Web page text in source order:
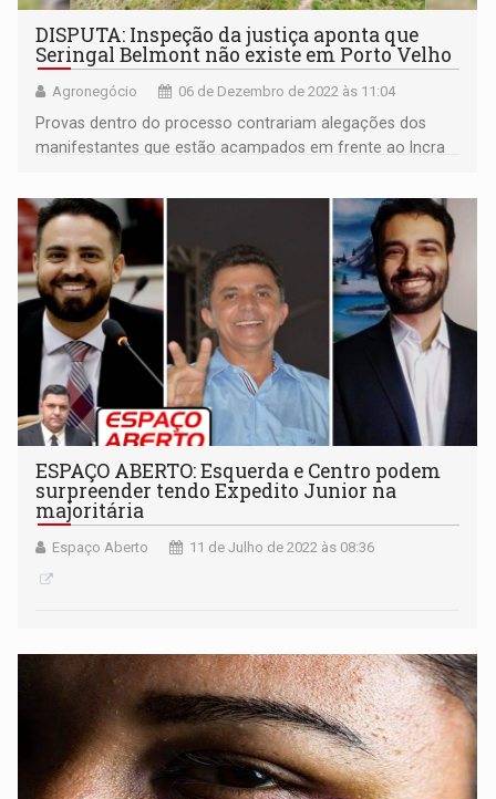
DISPUTA: Inspeção da justiça aponta que
Seringal Belmont não existe em Porto Velho
Agronegócio 06 de Dezembro de 2022 às 11:04
Provas dentro do processo contrariam alegações dos
manifestantes que estão acampados em frente ao Incra
ESPAÇO ABERTO: Esquerda e Centro podem
surpreender tendo Expedito Junior na
majoritária
Espaço Aberto 11 de Julho de 2022 às 08:36